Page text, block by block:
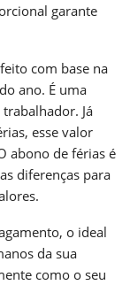
garante
com base na
ano. É uma
Já
esse valor
abono de férias é
diferenças para
o ideal
da sua
como o seu